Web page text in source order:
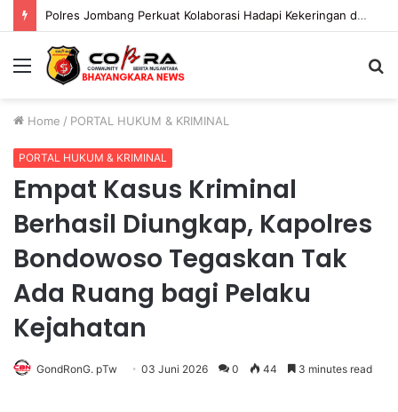
Polres Jombang Perkuat Kolaborasi Hadapi Kekeringan dan Karhutla
Menu
Home / PORTAL HUKUM & KRIMINAL
PORTAL HUKUM & KRIMINAL
Empat Kasus Kriminal
Berhasil Diungkap, Kapolres
Bondowoso Tegaskan Tak
Ada Ruang bagi Pelaku
Kejahatan
GondRonG. pTw 03 Juni 2026 0 44 3 minutes read